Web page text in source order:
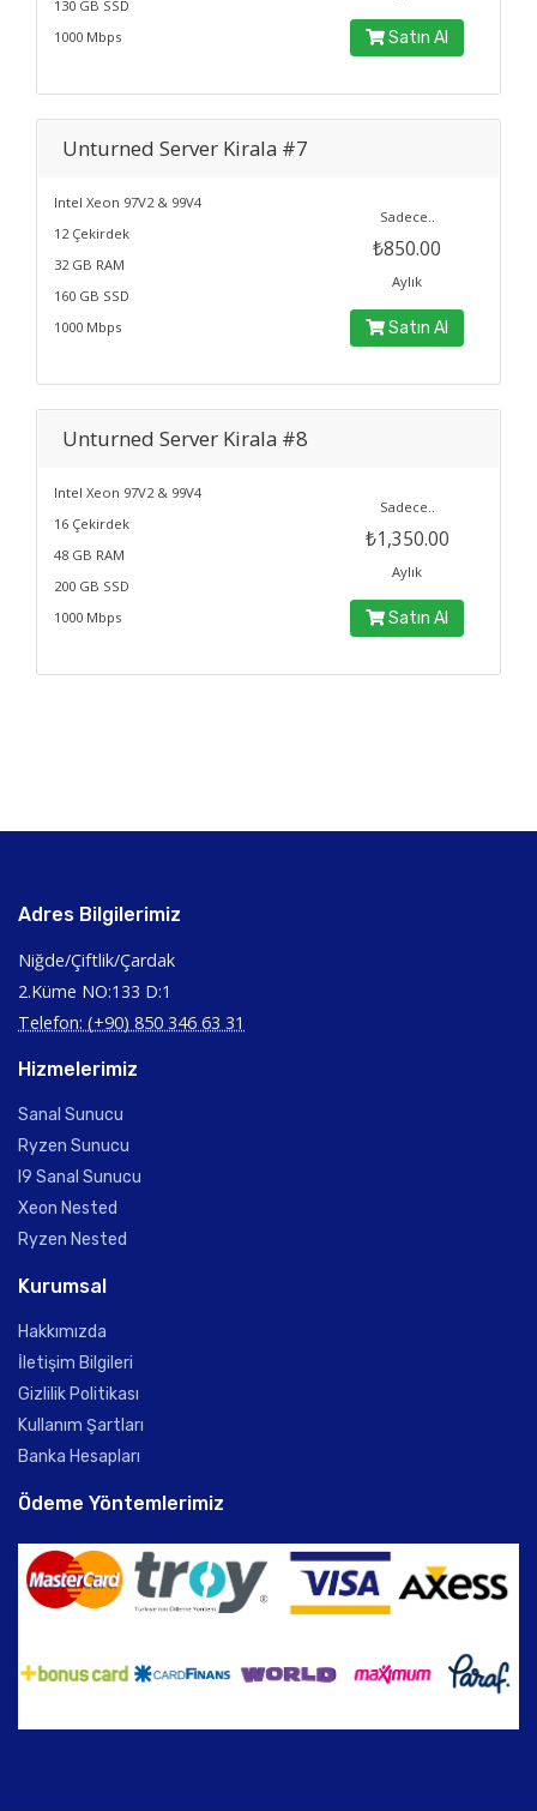
130 GB SSD
1000 Mbps
Satın Al
Unturned Server Kirala #7
Intel Xeon 97V2 & 99V4
12 Çekirdek
32 GB RAM
160 GB SSD
1000 Mbps
Sadece..
₺850.00
Aylık
Satın Al
Unturned Server Kirala #8
Intel Xeon 97V2 & 99V4
16 Çekirdek
48 GB RAM
200 GB SSD
1000 Mbps
Sadece..
₺1,350.00
Aylık
Satın Al
Adres Bilgilerimiz
Niğde/Çiftlik/Çardak
2.Küme NO:133 D:1
Telefon: (+90) 850 346 63 31
Hizmelerimiz
Sanal Sunucu
Ryzen Sunucu
I9 Sanal Sunucu
Xeon Nested
Ryzen Nested
Kurumsal
Hakkımızda
İletişim Bilgileri
Gizlilik Politikası
Kullanım Şartları
Banka Hesapları
Ödeme Yöntemlerimiz